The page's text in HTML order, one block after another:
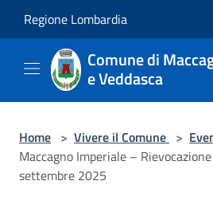
Regione Lombardia
Comune di
e Veddasca
Home > Vivere il Comune >
Maccagno Imperiale –
settembre 2025